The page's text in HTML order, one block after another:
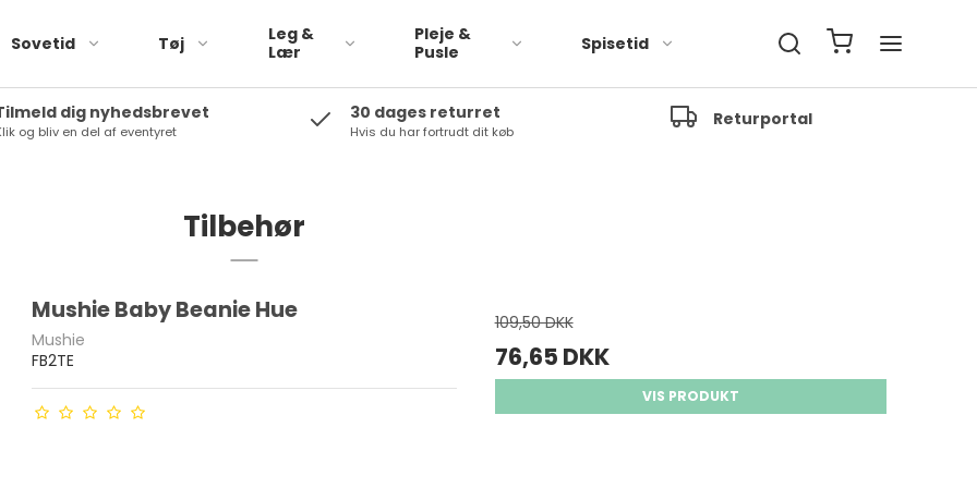
Pargaard
SOkind
Saga copenhagen
Sovetid Tøj
Leg &
Lær
Bamser
Pleje &
Pusle
Spisetid
dig nyhedsbrevet
og bliv en del af eventyret
30 dages returret
Hvis du har fortrudt dit køb
Returportal
Tilbehør
Mushie Baby Beanie Hue
Mushie
FB2TE
109,50 DKK
76,65 DKK
VIS PRODUKT